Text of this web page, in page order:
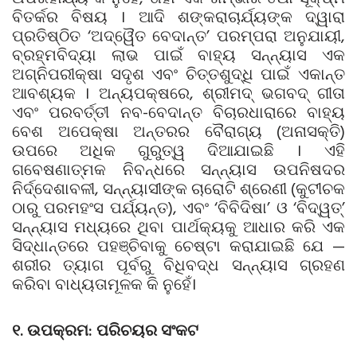
ବିତର୍କର ବିଷୟ । ଆଦି ଶଙ୍କରାଚାର୍ଯ୍ୟଙ୍କ ଦ୍ୱାରା
ପ୍ରତିଷ୍ଠିତ ‘ଅଦ୍ୱୈତ ବେଦାନ୍ତ’ ପରମ୍ପରା ଅନୁଯାୟୀ,
ବ୍ରହ୍ମବିଦ୍ୟା ଲାଭ ପାଇଁ ବାହ୍ୟ ସନ୍ନ୍ୟାସ ଏକ
ଅଗ୍ନିପରୀକ୍ଷା ସଦୃଶ ଏବଂ ଚିତ୍ତଶୁଦ୍ଧି ପାଇଁ ଏକାନ୍ତ
ଆବଶ୍ୟକ । ଅନ୍ୟପକ୍ଷରେ, ଶ୍ରୀମଦ୍ ଭଗବଦ୍ ଗୀତା
ଏବଂ ପରବର୍ତ୍ତୀ ନବ-ବେଦାନ୍ତ ବିଚାରଧାରାରେ ବାହ୍ୟ
ବେଶ ଅପେକ୍ଷା ଅନ୍ତରର ବୈରାଗ୍ୟ (ଅନାସକ୍ତି)
ଉପରେ ଅଧିକ ଗୁରୁତ୍ୱ ଦିଆଯାଇଛି । ଏହି
ଗବେଷଣାତ୍ମକ ନିବନ୍ଧରେ ସନ୍ନ୍ୟାସ ଉପନିଷଦର
ନିର୍ଦ୍ଦେଶାବଳୀ, ସନ୍ନ୍ୟାସୀଙ୍କ ଚାରୋଟି ଶ୍ରେଣୀ (କୁଟୀଚକ
ଠାରୁ ପରମହଂସ ପର୍ଯ୍ୟନ୍ତ), ଏବଂ ‘ବିବିଦିଷା’ ଓ ‘ବିଦ୍ୱତ୍’
ସନ୍ନ୍ୟାସ ମଧ୍ୟରେ ଥିବା ପାର୍ଥକ୍ୟକୁ ଆଧାର କରି ଏକ
ସିଦ୍ଧାନ୍ତରେ ପହଞ୍ଚିବାକୁ ଚେଷ୍ଟା କରାଯାଇଛି ଯେ —
ଶରୀର ତ୍ୟାଗ ପୂର୍ବରୁ ବିଧିବଦ୍ଧ ସନ୍ନ୍ୟାସ ଗ୍ରହଣ
କରିବା ବାଧ୍ୟତାମୂଳକ କି ନୁହେଁ।
୧. ଉପକ୍ରମ: ପରିଚୟର ସଂକଟ